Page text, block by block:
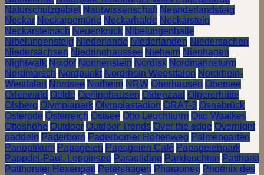
Naturschutzgebiet Nautwissenschaft Neanderlandsteig
Neckar Neckargemünd Neckarhalde Neckarsteig
Neckarsteinach Neuenknick Nibelungenhalle
Nibelungensteig Niederlande Niederlanden Niedersachen
Niedersachsen Niedringhaussee Nieheim Nienhagen
Nightwalk Nixdof Nonnenstein Nordisk Nordmannsturm
Nordmarsch Nordpunkt Nordrhein Weestfalen Nordrhein-
Westfalen Nordsee Norheim NRW Oberhausen Obersee
Odenwald Oelde Oerlinghausen Oldenzaal Olpererhütte
Olsberg Olympiapark Olympiastadion ORAT-3 Osnabrück
Osterode Österreich Ostsee Otto Leuchtturm Otto Waalkes
Ottoshöhe Outdoor Outdoor Trends Over the edge Overnight
paddeln Paderborn Paderborner Höhenweg Palmengarten
Panoptikum Papageien Papageien Café Papageienpark
Pappdel-Paul. Leppinsee Paragliding Parkleuchten Patthorst
Patthorster Hexenpatt Petershagen Pharaonen Phoenix des